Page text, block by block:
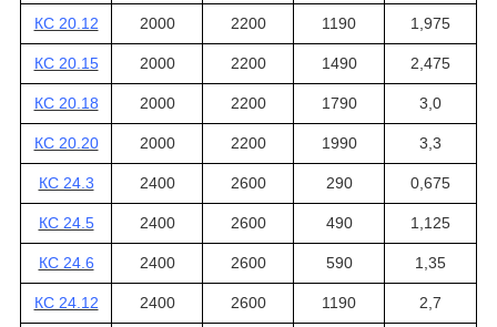
КС 20.12 2000 2200 1190 1,975
КС 20.15 2000 2200 1490 2,475
КС 20.18 2000 2200 1790 3,0
КС 20.20 2000 2200 1990 3,3
КС 24.3 2400 2600 290 0,675
КС 24.5 2400 2600 490 1,125
КС 24.6 2400 2600 590 1,35
КС 24.12 2400 2600 1190 2,7